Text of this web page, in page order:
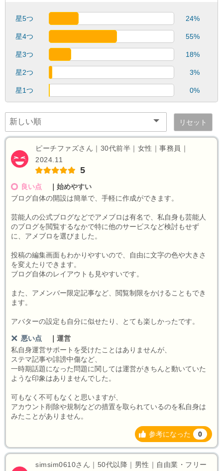
星5つ 24%
星4つ 55%
星3つ 18%
星2つ 3%
星1つ 0%
リセット
ピーチファズさん｜30代前半｜女性｜事務員｜
2024.11
5
良い点
始めやすい
ブログ自体の開設は簡単で、手軽に作成ができます。
芸能人の公式ブログなどでアメブロは有名で、私自身も芸能人
のブログを閲覧するなかで特に他のサービスなど検討もせず
に、アメブロを選びました。
投稿の編集画面もわかりやすいので、自由に文字の色や大きさ
を変えたりできます。
ブログ自体のレイアウトも見やすいです。
また、アメンバー限定記事など、閲覧制限をかけることもでき
ます。
アバターの設定も自分に似せたり、とても楽しかったです。
悪い点
運営
私自身運営サポートを受けたことはありませんが、
ステマ記事や誹謗中傷など、
一時期話題になった問題に関しては運営がきちんと動いていた
ような印象はありませんでした。
可もなく不可もなくと思いますが、
アカウント削除や規制などの措置を取られているのを私自身は
みたことがありません。
参考になった 0
simsim0610さん｜50代以降｜男性｜自由業・フリー